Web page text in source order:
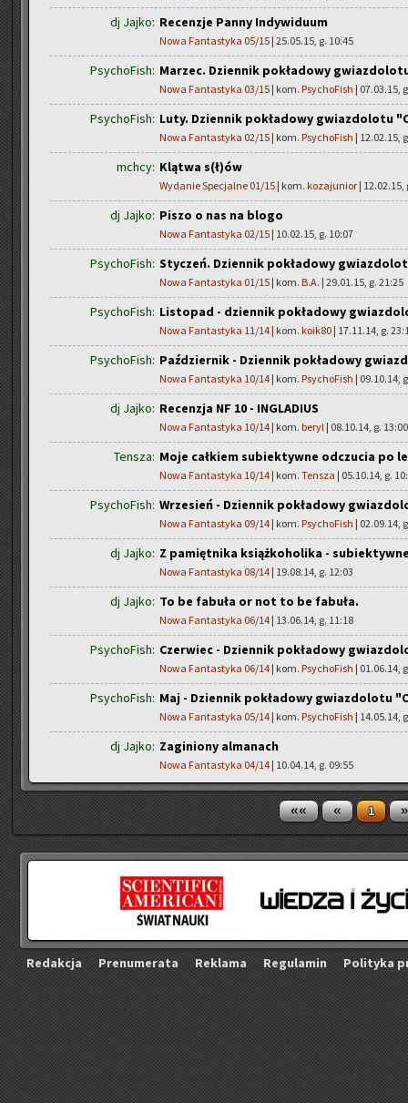
dj Jajko: Recenzje Panny Indywiduum
Nowa Fantastyka 05/15 | 25.05.15, g. 10:45
PsychoFish: Marzec. Dziennik pokładowy
Nowa Fantastyka 03/15 | kom. PsychoFish | 07.03.15,
PsychoFish: Luty. Dziennik pokładowy gwiazdolotu
Nowa Fantastyka 02/15 | kom. PsychoFish | 12.02.15,
mchcy: Klątwa s(ł)ów
Wydanie Specjalne 01/15 | kom. kozajunior | 12.02.15,
dj Jajko: Piszo o nas na blogo
Nowa Fantastyka 02/15 | 10.02.15, g. 10:07
PsychoFish: Styczeń. Dziennik pokładowy
Nowa Fantastyka 01/15 | kom. B.A. | 29.01.15, g. 21:25
PsychoFish: Listopad - dziennik pokładowy
Nowa Fantastyka 11/14 | kom. koik80 | 17.11.14, g.
PsychoFish: Październik - Dziennik pokładowy
Nowa Fantastyka 10/14 | kom. PsychoFish | 09.10.14,
dj Jajko: Recenzja NF 10 - INGLADIUS
Nowa Fantastyka 10/14 | kom. beryl | 08.10.14, g. 13:00
Tensza: Moje całkiem subiektywne odczucia po
Nowa Fantastyka 10/14 | kom. Tensza | 05.10.14, g.
PsychoFish: Wrzesień - Dziennik pokładowy
Nowa Fantastyka 09/14 | kom. PsychoFish | 02.09.14,
dj Jajko: Z pamiętnika książkoholika -
Nowa Fantastyka 08/14 | 19.08.14, g. 12:03
dj Jajko: To be fabuła or not to be fabuła.
Nowa Fantastyka 06/14 | 13.06.14, g. 11:18
PsychoFish: Czerwiec - Dziennik pokładowy
Nowa Fantastyka 06/14 | kom. PsychoFish | 01.06.14,
PsychoFish: Maj - Dziennik pokładowy gwiazdolotu
Nowa Fantastyka 05/14 | kom. PsychoFish | 14.05.14,
dj Jajko: Zaginiony almanach
Nowa Fantastyka 04/14 | 10.04.14, g. 09:55
«« « 1 »
Re­dak­cja Pre­nu­me­ra­ta Re­kla­ma Re­gu­la­min Po­li­ty­ka